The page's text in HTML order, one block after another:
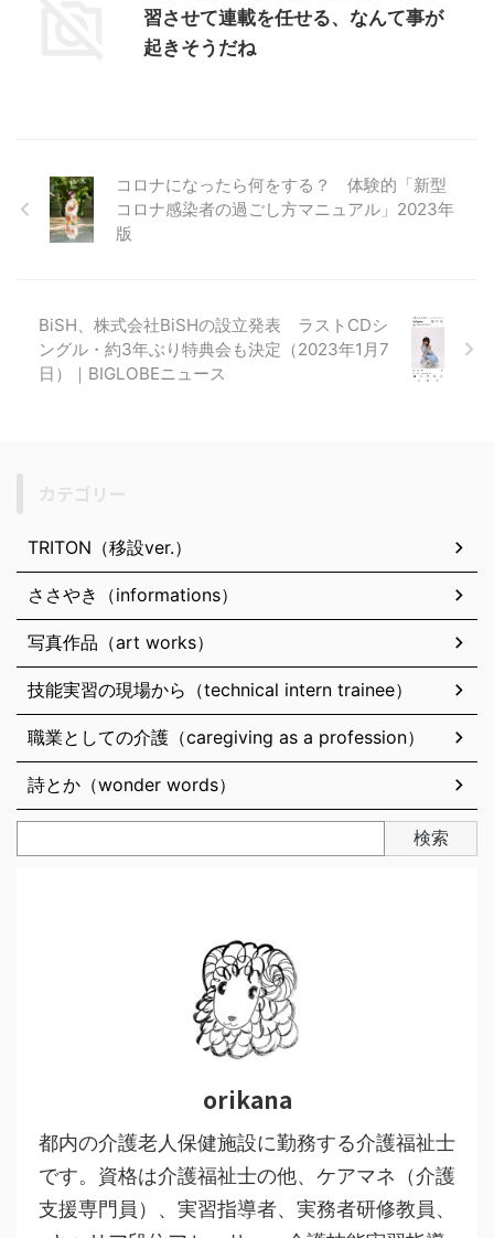
習させて連載を任せる、なんて事が
起きそうだね
コロナになったら何をする？ 体験的「新型
コロナ感染者の過ごし方マニュアル」2023年
版
BiSH、株式会社BiSHの設立発表 ラストCDシ
ングル・約3年ぶり特典会も決定（2023年1月7
日）｜BIGLOBEニュース
TRITON（移設ver.）
ささやき（informations）
写真作品（art works）
技能実習の現場から（technical intern trainee）
職業としての介護（caregiving as a profession）
詩とか（wonder words）
検索
orikana
都内の介護老人保健施設に勤務する介護福祉士
です。資格は介護福祉士の他、ケアマネ（介護
支援専門員）、実習指導者、実務者研修教員、